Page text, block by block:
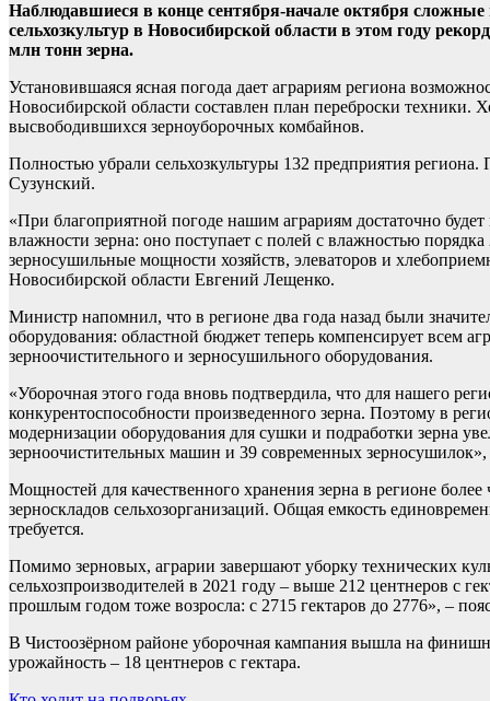
Наблюдавшиеся в конце сентября-начале октября
сельхозкультур в Новосибирской области в этом году
млн тонн зерна.
Установившаяся ясная погода дает аграриям региона
Новосибирской области составлен план переброски техники.
высвободившихся зерноуборочных комбайнов.
Полностью убрали сельхозкультуры 132 предприятия
Сузунский.
«При благоприятной погоде нашим аграриям достаточно
влажности зерна: оно поступает с полей с влажностью
зерносушильные мощности хозяйств, элеваторов и
Новосибирской области Евгений Лещенко.
Министр напомнил, что в регионе два года назад были
оборудования: областной бюджет теперь компенсирует всем
зерноочистительного и зерносушильного оборудования.
«Уборочная этого года вновь подтвердила, что для нашего
конкурентоспособности произведенного зерна. Поэтому в
модернизации оборудования для сушки и подработки зерна
зерноочистительных машин и 39 современных
Мощностей для качественного хранения зерна в регионе
зерноскладов сельхозорганизаций. Общая емкость
требуется.
Помимо зерновых, аграрии завершают уборку технических
сельхозпроизводителей в 2021 году – выше 212 центнеров с
прошлым годом тоже возросла: с 2715 гектаров до 2776», –
В Чистоозёрном районе уборочная кампания вышла на
урожайность – 18 центнеров с гектара.